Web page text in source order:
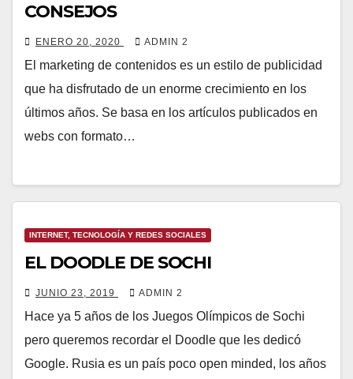
CONSEJOS
ENERO 20, 2020 ADMIN 2
El marketing de contenidos es un estilo de publicidad
que ha disfrutado de un enorme crecimiento en los
últimos años. Se basa en los artículos publicados en
webs con formato…
INTERNET, TECNOLOGÍA Y REDES SOCIALES
EL DOODLE DE SOCHI
JUNIO 23, 2019 ADMIN 2
Hace ya 5 años de los Juegos Olímpicos de Sochi
pero queremos recordar el Doodle que les dedicó
Google. Rusia es un país poco open minded, los años